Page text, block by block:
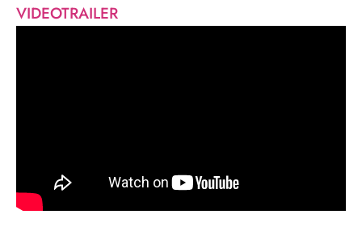
VIDEOTRAILER